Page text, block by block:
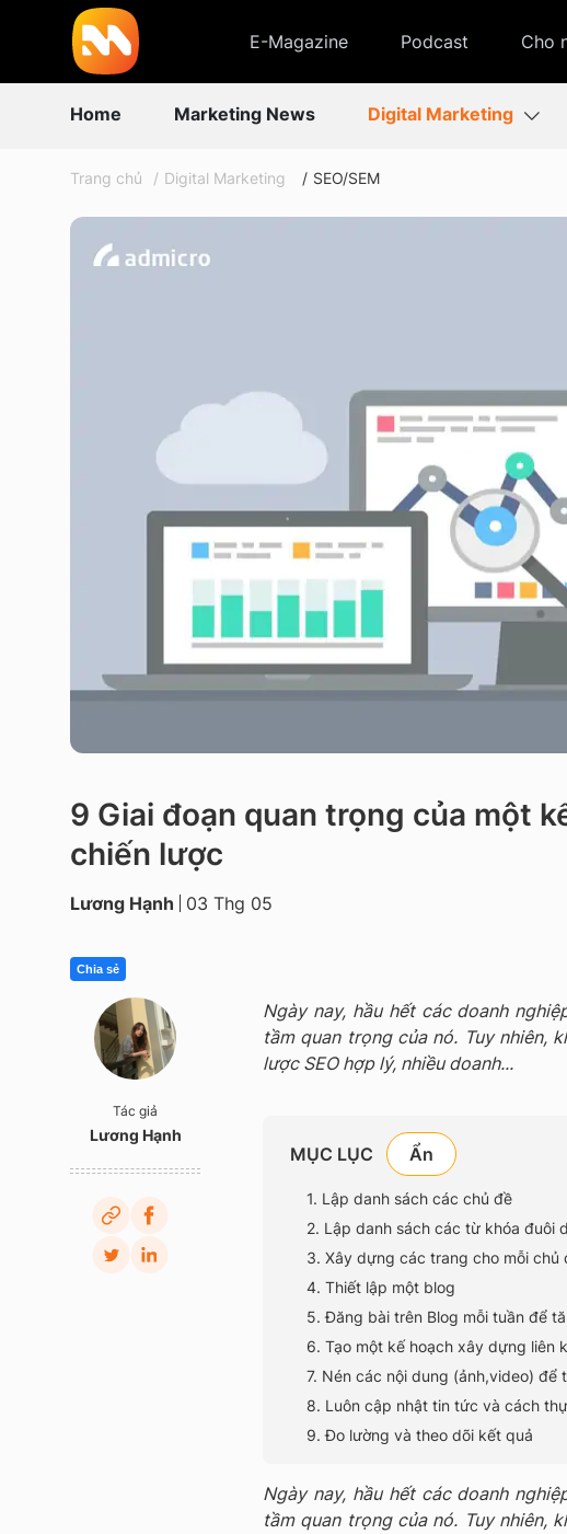
E-Magazine Podcast Cho
Home Marketing News Digital Marketing
Trang chủ Digital Marketing SEO/SEM
9 Giai đoạn quan trọng của một
chiến lược
Lương Hạnh 03 Thg 05
Chia sẻ
Tác giả
Lương Hạnh
Ngày nay, hầu hết các doanh
tầm quan trọng của nó. Tuy nhiên,
lược SEO hợp lý, nhiều doanh...
MỤC LỤC
1. Lập danh sách các chủ đề
2. Lập danh sách các từ khóa đuôi
3. Xây dựng các trang cho mỗi chủ
4. Thiết lập một blog
5. Đăng bài trên Blog mỗi tuần để
6. Tạo một kế hoạch xây dựng liên
7. Nén các nội dung (ảnh,video) để
8. Luôn cập nhật tin tức và cách
9. Đo lường và theo dõi kết quả
Ngày nay, hầu hết các doanh
tầm quan trọng của nó. Tuy nhiên,